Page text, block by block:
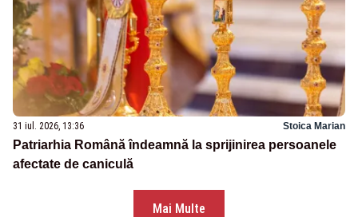
31 iul. 2026, 13:36 Stoica Marian
Patriarhia Română îndeamnă la sprijinirea persoanele
afectate de caniculă
Mai Multe